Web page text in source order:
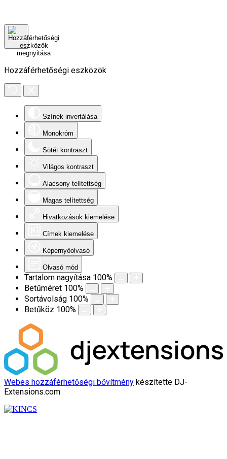
Hozzáférhetőségi eszközök
Színek invertálása
Monokróm
Sötét kontraszt
Világos kontraszt
Alacsony telítettség
Magas telítettség
Hivatkozások kiemelése
Címek kiemelése
Képernyőolvasó
Olvasó mód
Tartalom nagyítása 100%
Betűméret 100%
Sortávolság 100%
Betűköz 100%
Webes hozzáférhetőségi bővítmény készítette DJ-
Extensions.com